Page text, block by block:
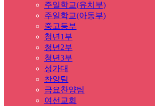
주일학교(유치부)
주일학교(아동부)
중고등부
청년1부
청년2부
청년3부
성가대
찬양팀
금요찬양팀
여선교회